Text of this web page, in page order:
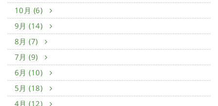
10月 (6)
9月 (14)
8月 (7)
7月 (9)
6月 (10)
5月 (18)
4月 (12)